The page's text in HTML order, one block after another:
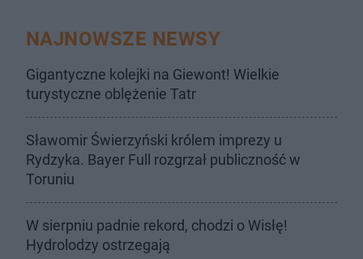
NAJNOWSZE NEWSY
Gigantyczne kolejki na Giewont! Wielkie
turystyczne oblężenie Tatr
Sławomir Świerzyński królem imprezy u
Rydzyka. Bayer Full rozgrzał publiczność w
Toruniu
W sierpniu padnie rekord, chodzi o Wisłę!
Hydrolodzy ostrzegają